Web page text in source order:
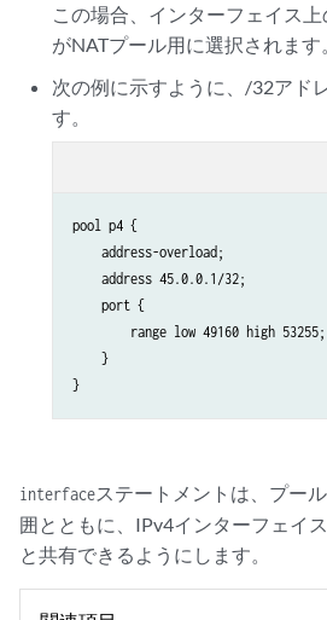
この場合、インターフェイス
がNATプール用に選択されます
次の例に示すように、/32アド
す。
pool p4 {
    address-overload;
    address 45.0.0.1/32;
    port {
        range low 49160 high 53255;
    }
interfaceステートメントは、プー
囲とともに、IPv4インターフェイ
と共有できるようにします。